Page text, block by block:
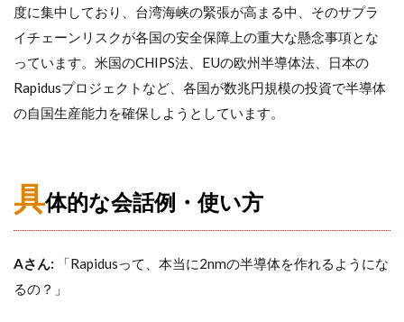
度に集中しており、台湾海峡の緊張が高まる中、そのサプラ
イチェーンリスクが各国の安全保障上の重大な懸念事項とな
っています。米国のCHIPS法、EUの欧州半導体法、日本の
Rapidusプロジェクトなど、各国が数兆円規模の投資で半導体
の自国生産能力を確保しようとしています。
具体的な会話例・使い方
Aさん: 「Rapidusって、本当に2nmの半導体を作れるようにな
るの？」